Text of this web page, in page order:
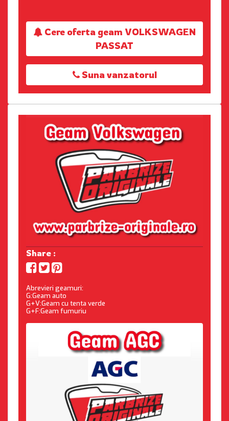
Cere oferta geam VOLKSWAGEN
PASSAT
Suna vanzatorul
Share :
Abrevieri geamuri:
G:Geam auto
G+V:Geam cu tenta verde
G+F:Geam fumuriu